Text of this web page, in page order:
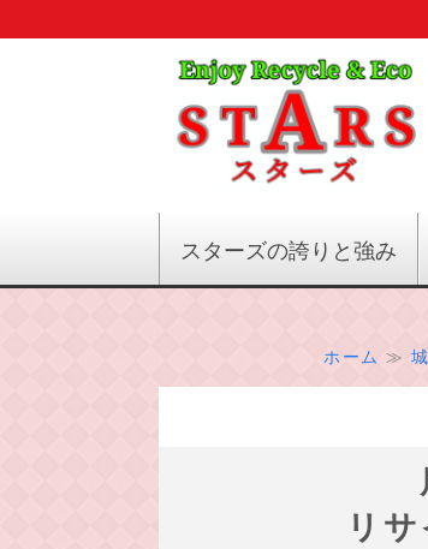
スターズの誇りと強み
ホーム ≫
リ